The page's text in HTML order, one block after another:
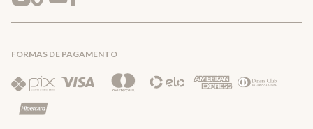
Trocas e Devoluções
Política de Privacidade
FORMAS DE PAGAMENTO